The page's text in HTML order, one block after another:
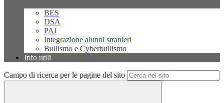
BES
DSA
PAI
Integrazione alunni stranieri
Bullismo e Cyberbullismo
Info utili
Campo di ricerca per le pagine del sito